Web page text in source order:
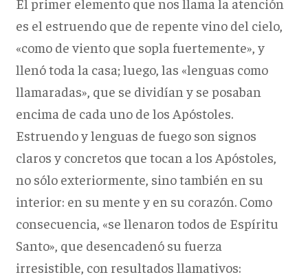
es el estruendo que de repente vino del cielo,
«como de viento que sopla fuertemente», y
llenó toda la casa; luego, las «lenguas como
llamaradas», que se dividían y se posaban
encima de cada uno de los Apóstoles.
Estruendo y lenguas de fuego son signos
claros y concretos que tocan a los Apóstoles,
no sólo exteriormente, sino también en su
interior: en su mente y en su corazón. Como
consecuencia, «se llenaron todos de Espíritu
Santo», que desencadenó su fuerza
irresistible, con resultados llamativos: